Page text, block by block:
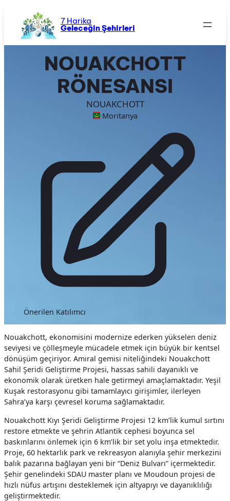
7 Harika
Geleceğin Şehirleri
NOUAKCHOTT
RÖNESANSI
NOUAKCHOTT
Moritanya
Önerilen Katılımcı
Nouakchott, ekonomisini modernize ederken yükselen deniz
seviyesi ve çölleşmeyle mücadele etmek için büyük bir kentsel
dönüşüm geçiriyor. Amiral gemisi niteliğindeki Nouakchott
Sahil Şeridi Geliştirme Projesi, hassas sahili dayanıklı ve
ekonomik olarak üretken hale getirmeyi amaçlamaktadır. Yeşil
Kuşak restorasyonu gibi tamamlayıcı girişimler, ilerleyen
Sahra’ya karşı çevresel koruma sağlamaktadır.
Nouakchott Kıyı Şeridi Geliştirme Projesi 12 km’lik kumul sırtını
restore etmekte ve şehrin Atlantik cephesi boyunca sel
baskınlarını önlemek için 6 km’lik bir set yolu inşa etmektedir.
Proje, 60 hektarlık park ve rekreasyon alanıyla şehir merkezini
balık pazarına bağlayan yeni bir “Deniz Bulvarı” içermektedir.
Şehir genelindeki SDAU master planı ve Moudoun projesi de
hızlı nüfus artışını desteklemek için altyapıyı ve dayanıklılığı
geliştirmektedir.